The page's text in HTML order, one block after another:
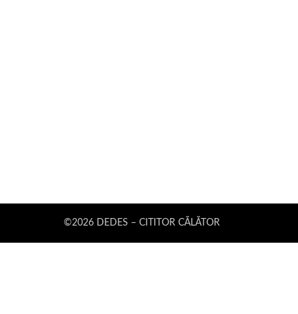
©2026 DEDES – CITITOR CĂLĂTOR